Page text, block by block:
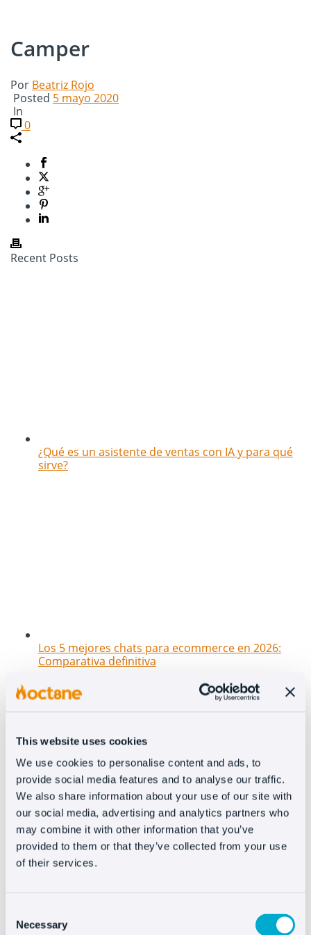
This website uses cookies
We use cookies to personalise content and ads, to
provide social media features and to analyse our traffic.
We also share information about your use of our site with
our social media, advertising and analytics partners who
may combine it with other information that you’ve
provided to them or that they’ve collected from your use
of their services.
Selection
Necessary
Camper
Por Beatriz Rojo
Posted 5 mayo 2020
In
0
Recent Posts
¿Qué es un asistente de ventas con IA y para qué
sirve?
Los 5 mejores chats para ecommerce en 2026:
Comparativa definitiva
Nuevas features en Oct8ne: Cómo transformar tu
sitio web en un canal 100% conversacional e
interactivo